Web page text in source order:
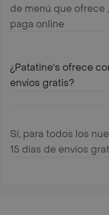
de menú que ofrece
paga online
¿Patatine's ofrece
envíos gratis?
Sí, para todos los
15 días de envíos